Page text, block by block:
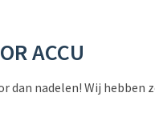
ACCU
dan nadelen! Wij hebben